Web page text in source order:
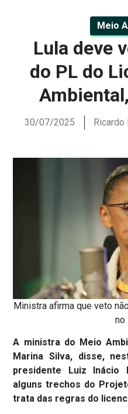
Meio
Lula deve
do PL do
30/07/2025 Ricardo
Ministra afirma que veto
no
A ministra do Meio
Marina Silva, disse,
presidente Luiz
alguns trechos do
trata das regras do